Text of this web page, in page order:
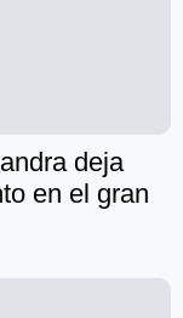
deja
en el gran